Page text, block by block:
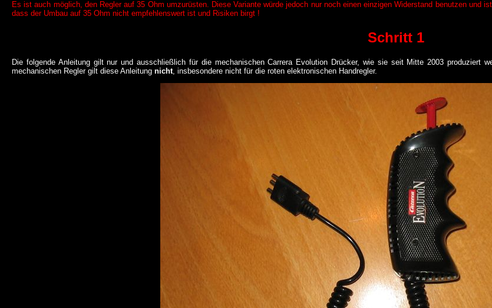
Es ist auch möglich, den Regler auf 35 Ohm umzurüsten. Diese Variante würde jedoch nur noch einen einzigen Widerstand benutzen und
dass der Umbau auf 35 Ohm nicht empfehlenswert ist und Risiken birgt !
Schritt 1
Die folgende Anleitung gilt nur und ausschließlich für die mechanischen Carrera Evolution Drücker, wie sie seit Mitte 2003 produziert
mechanischen Regler gilt diese Anleitung nicht, insbesondere nicht für die roten elektronischen Handregler.